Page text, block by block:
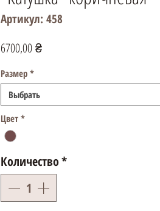
Артикул: 458
6700,00 ₴Цена
Размер *
Выбрать
Цвет *
Количество*